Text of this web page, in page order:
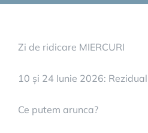
Zi de ridicare MIERCURI
10 și 24 Iunie 2026:
Ce putem arunca?